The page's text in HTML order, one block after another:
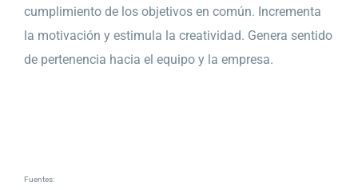
cumplimiento de los objetivos en común. Incrementa
la motivación y estimula la creatividad. Genera sentido
de pertenencia hacia el equipo y la empresa.
Fuentes: